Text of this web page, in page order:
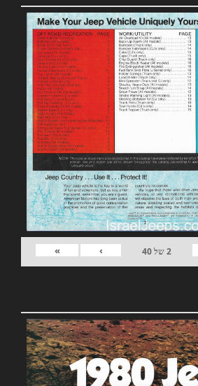
2של40
›
»